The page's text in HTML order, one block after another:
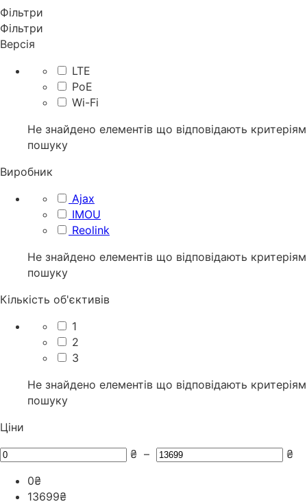
Фільтри
Фільтри
Версія
LTE
PoE
Wi-Fi
Не знайдено елементів що відповідають критеріям
пошуку
Виробник
Ajax
IMOU
Reolink
Не знайдено елементів що відповідають критеріям
пошуку
Кількість об'єктивів
1
2
3
Не знайдено елементів що відповідають критеріям
пошуку
Ціни
₴ –
₴
0₴
13699₴